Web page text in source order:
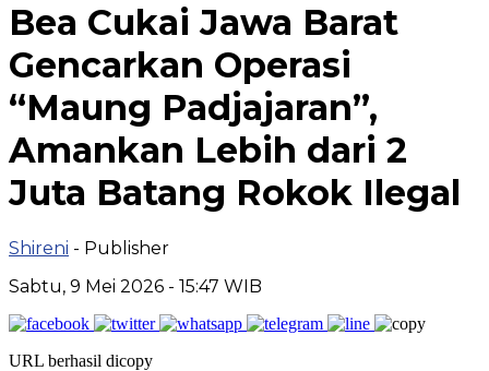
Bea Cukai Jawa Barat
Gencarkan Operasi
“Maung Padjajaran”,
Amankan Lebih dari 2
Juta Batang Rokok Ilegal
Shireni - Publisher
Sabtu, 9 Mei 2026 - 15:47 WIB
URL berhasil dicopy